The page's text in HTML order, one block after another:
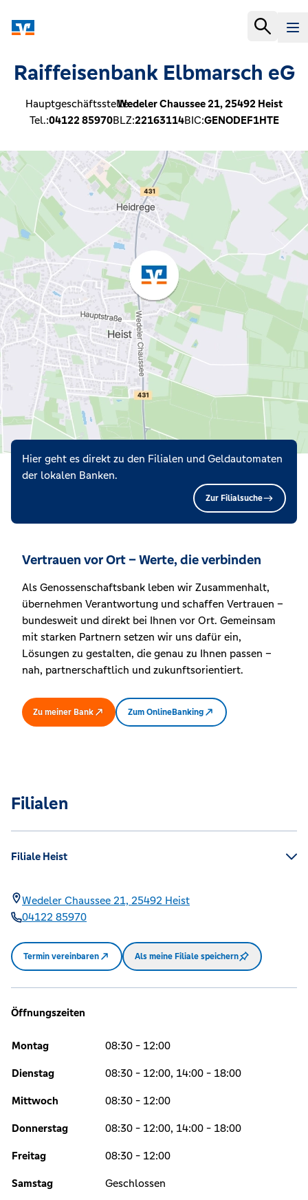
Raiffeisenbank Elbmarsch eG
Hauptgeschäftsstelle:Wedeler Chaussee 21,25492 Heist
Tel.:04122 85970BLZ:22163114BIC:GENODEF1HTE
Hier geht es direkt zu den Filialen und Geldautomaten
der lokalen Banken.
Zur Filialsuche
Vertrauen vor Ort – Werte, die verbinden
Als Genossenschaftsbank leben wir Zusammenhalt,
übernehmen Verantwortung und schaffen Vertrauen –
bundesweit und direkt bei Ihnen vor Ort. Gemeinsam
mit starken Partnern setzen wir uns dafür ein,
Lösungen zu gestalten, die genau zu Ihnen passen –
nah, partnerschaftlich und zukunftsorientiert.
Zu meiner Bank Zum OnlineBanking
Filialen
Filiale Heist
Wedeler Chaussee 21, 25492 Heist
04122 85970
Termin vereinbaren Als meine Filiale speichern
Öffnungszeiten
Montag 08:30 - 12:00
Dienstag 08:30 - 12:00, 14:00 - 18:00
Mittwoch 08:30 - 12:00
Donnerstag 08:30 - 12:00, 14:00 - 18:00
Freitag 08:30 - 12:00
Samstag Geschlossen